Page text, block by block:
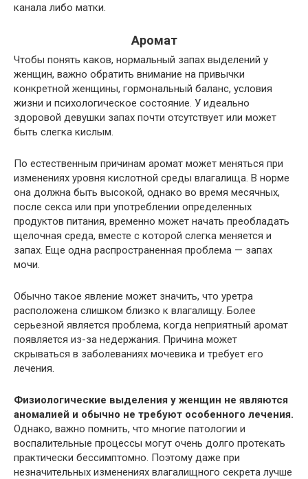
канала либо матки.
Аромат
Чтобы понять каков, нормальный запах выделений у
женщин, важно обратить внимание на привычки
конкретной женщины, гормональный баланс, условия
жизни и психологическое состояние. У идеально
здоровой девушки запах почти отсутствует или может
быть слегка кислым.
По естественным причинам аромат может меняться при
изменениях уровня кислотной среды влагалища. В норме
она должна быть высокой, однако во время месячных,
после секса или при употреблении определенных
продуктов питания, временно может начать преобладать
щелочная среда, вместе с которой слегка меняется и
запах. Еще одна распространенная проблема — запах
мочи.
Обычно такое явление может значить, что уретра
расположена слишком близко к влагалищу. Более
серьезной является проблема, когда неприятный аромат
появляется из-за недержания. Причина может
скрываться в заболеваниях мочевика и требует его
лечения.
Физиологические выделения у женщин не являются
аномалией и обычно не требуют особенного лечения.
Однако, важно помнить, что многие патологии и
воспалительные процессы могут очень долго протекать
практически бессимптомно. Поэтому даже при
незначительных изменениях влагалищного секрета лучше